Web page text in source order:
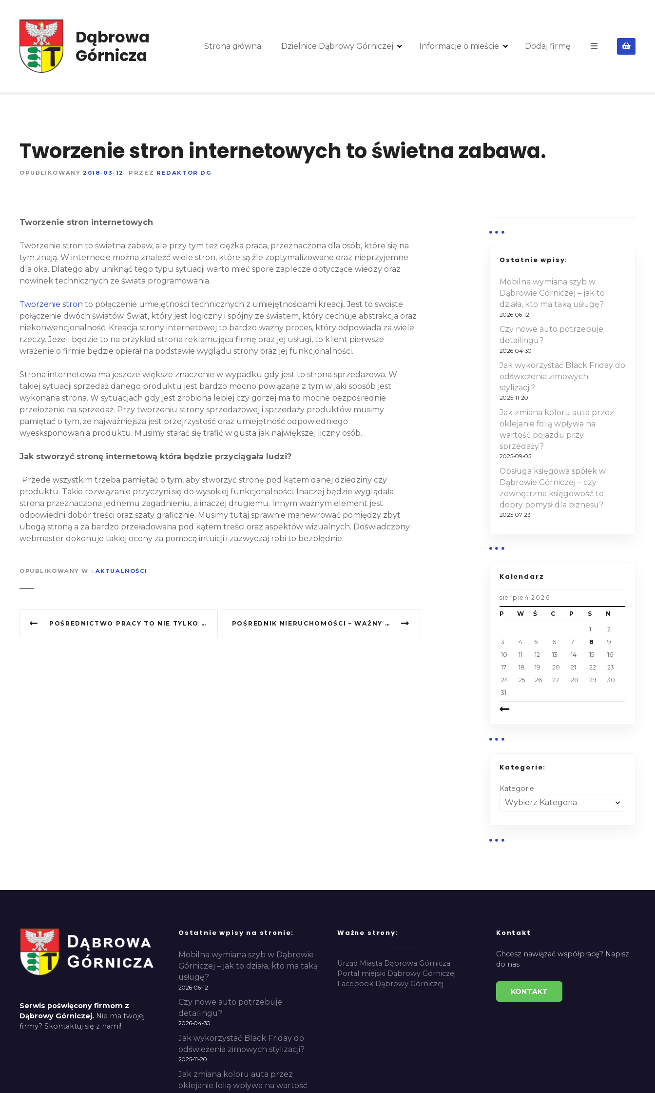
Dąbrowa
Górnicza
Strona główna Dzielnice Dąbrowy Górniczej Informacje o mieście Dodaj firmę
Tworzenie stron internetowych to świetna zabawa.
OPUBLIKOWANY 2018-03-12 PRZEZ REDAKTOR DG
Tworzenie stron internetowych
Tworzenie stron to świetna zabaw, ale przy tym też ciężka praca, przeznaczona dla osób, które się na
tym znają. W internecie można znaleźć wiele stron, które są źle zoptymalizowane oraz nieprzyjemne
dla oka. Dlatego aby uniknąć tego typu sytuacji warto mieć spore zaplecze dotyczące wiedzy oraz
nowinek technicznych ze świata programowania.
Tworzenie stron to połączenie umiejętności technicznych z umiejętnościami kreacji. Jest to swoiste
połączenie dwóch światów. Świat, który jest logiczny i spójny ze światem, który cechuje abstrakcja oraz
niekonwencjonalność. Kreacja strony internetowej to bardzo ważny proces, który odpowiada za wiele
rzeczy. Jeżeli będzie to na przykład strona reklamująca firmę oraz jej usługi, to klient pierwsze
wrażenie o firmie będzie opierał na podstawie wyglądu strony oraz jej funkcjonalności.
Strona internetowa ma jeszcze większe znaczenie w wypadku gdy jest to strona sprzedażowa. W
takiej sytuacji sprzedaż danego produktu jest bardzo mocno powiązana z tym w jaki sposób jest
wykonana strona. W sytuacjach gdy jest zrobiona lepiej czy gorzej ma to mocne bezpośrednie
przełożenie na sprzedaż. Przy tworzeniu strony sprzedażowej i sprzedaży produktów musimy
pamiętać o tym, że najważniejsza jest przejrzystość oraz umiejętność odpowiedniego
wyesksponowania produktu. Musimy starać się trafić w gusta jak największej liczny osób.
Jak stworzyć stronę internetową która będzie przyciągała ludzi?
Przede wszystkim trzeba pamiętać o tym, aby stworzyć stronę pod kątem danej dziedziny czy
produktu. Takie rozwiązanie przyczyni się do wysokiej funkcjonalności. Inaczej będzie wyglądała
strona przeznaczona jednemu zagadnieniu, a inaczej drugiemu. Innym ważnym element jest
odpowiedni dobór treści oraz szaty graficznie. Musimy tutaj sprawnie manewrować pomiędzy zbyt
ubogą stroną a za bardzo przeładowana pod kątem treści oraz aspektów wizualnych. Doświadczony
webmaster dokonuje takiej oceny za pomocą intuicji i zazwyczaj robi to bezbłędnie.
OPUBLIKOWANY W AKTUALNOŚCI
POŚREDNICTWO PRACY TO NIE TYLKO URZĄD PRACY POŚREDNIK NIERUCHOMOŚCI – WAŻNY ZAWÓD W XXI WIEKU
Ostatnie wpisy:
Mobilna wymiana szyb w
Dąbrowie Górniczej – jak to
działa, kto ma taką usługę?
2026-06-12
Czy nowe auto potrzebuje
detailingu?
2026-04-30
Jak wykorzystać Black Friday do
odświeżenia zimowych
stylizacji?
2025-11-20
Jak zmiana koloru auta przez
oklejanie folią wpływa na
wartość pojazdu przy
sprzedaży?
2025-09-05
Obsługa księgowa spółek w
Dąbrowie Górniczej – czy
zewnętrzna księgowość to
dobry pomysł dla biznesu?
2025-07-23
Kalendarz
sierpień 2026
P W Ś C P S N
1
2
3
4 5 6 7 8
9
10
11 12 13 14 15
16
17
18 19 20 21 22
23
24
25 26 27 28 29
30
31
Kategorie:
Kategorie
Serwis poświęcony firmom z
Dąbrowy Górniczej. Nie ma twojej
firmy? Skontaktuj się z nami!
Ostatnie wpisy na stronie:
Mobilna wymiana szyb w Dąbrowie
Górniczej – jak to działa, kto ma taką
usługę?
2026-06-12
Czy nowe auto potrzebuje
detailingu?
2026-04-30
Jak wykorzystać Black Friday do
odświeżenia zimowych stylizacji?
2025-11-20
Jak zmiana koloru auta przez
oklejanie folią wpływa na wartość
Ważne strony:
Urząd Miasta Dąbrowa Górnicza
Portal miejski Dąbrowy Górniczej
Facebook Dąbrowy Górniczej
Kontakt
Chcesz nawiązać współpracę? Napisz
do nas
KONTAKT